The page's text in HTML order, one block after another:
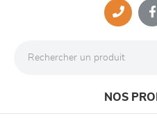
NOS